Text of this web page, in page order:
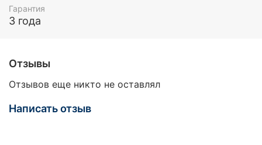
Гарантия
3 года
Отзывы
Отзывов еще никто не оставлял
Написать отзыв